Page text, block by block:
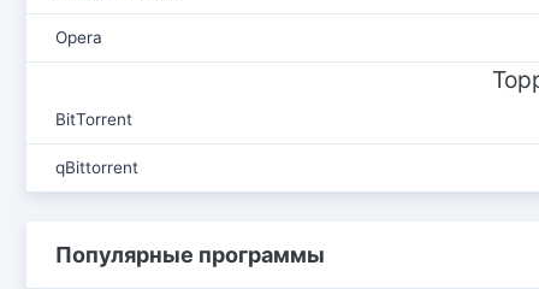
Opera
BitTorrent
qBittorrent
Популярные программы